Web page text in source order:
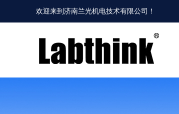
欢迎来到济南兰光机电技术有限公司 ！